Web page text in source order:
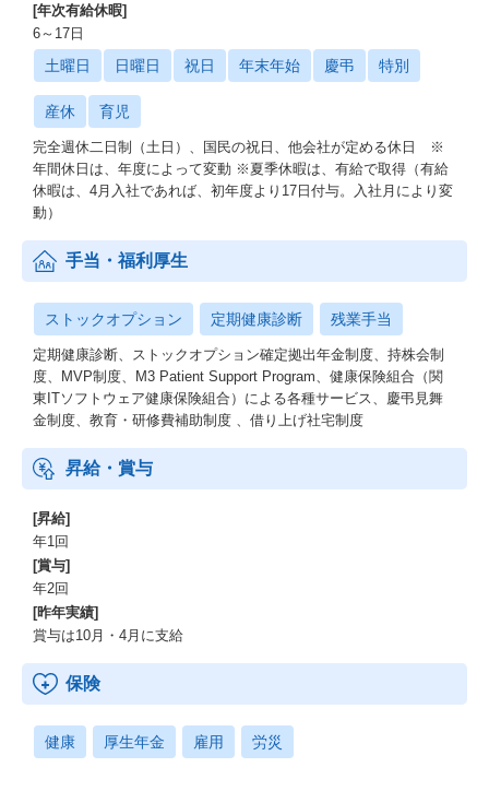
[年次有給休暇]
6～17日
土曜日 日曜日 祝日 年末年始 慶弔 特別
産休 育児
完全週休二日制（土日）、国民の祝日、他会社が定める休日 ※
年間休日は、年度によって変動 ※夏季休暇は、有給で取得（有給
休暇は、4月入社であれば、初年度より17日付与。入社月により変
動）
手当・福利厚生
ストックオプション 定期健康診断 残業手当
定期健康診断、ストックオプション確定拠出年金制度、持株会制
度、MVP制度、M3 Patient Support Program、健康保険組合（関
東ITソフトウェア健康保険組合）による各種サービス、慶弔見舞
金制度、教育・研修費補助制度 、借り上げ社宅制度
昇給・賞与
[昇給]
年1回
[賞与]
年2回
[昨年実績]
賞与は10月・4月に支給
保険
健康 厚生年金 雇用 労災